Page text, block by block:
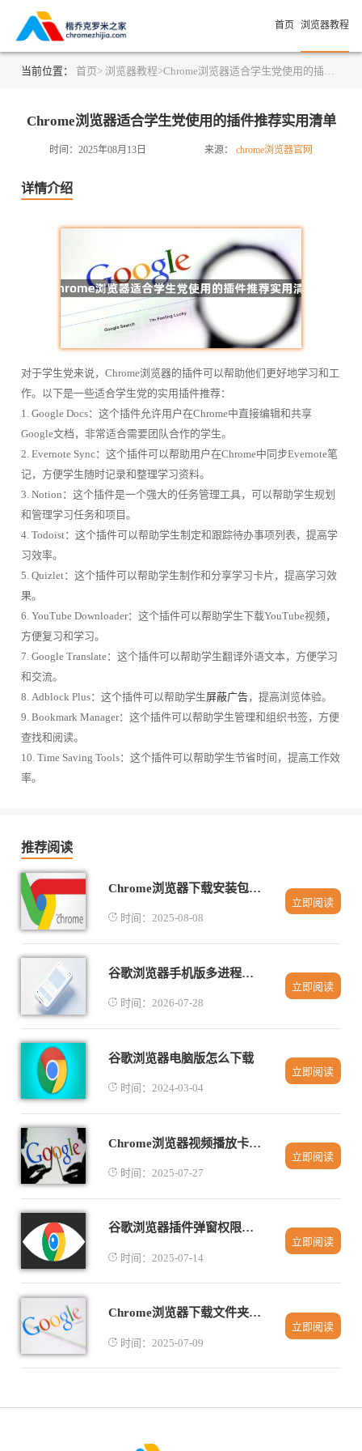
首页 浏览器教程
当前位置： 首页> 浏览器教程>Chrome浏览器适合学生党使用的插件推荐实用清单
Chrome浏览器适合学生党使用的插件推荐实用清单
时间：2025年08月13日 来源： chrome浏览器官网
详情介绍
对于学生党来说，Chrome浏览器的插件可以帮助他们更好地学习和工
作。以下是一些适合学生党的实用插件推荐：
1. Google Docs：这个插件允许用户在Chrome中直接编辑和共享
Google文档，非常适合需要团队合作的学生。
2. Evernote Sync：这个插件可以帮助用户在Chrome中同步Evernote笔
记，方便学生随时记录和整理学习资料。
3. Notion：这个插件是一个强大的任务管理工具，可以帮助学生规划
和管理学习任务和项目。
4. Todoist：这个插件可以帮助学生制定和跟踪待办事项列表，提高学
习效率。
5. Quizlet：这个插件可以帮助学生制作和分享学习卡片，提高学习效
果。
6. YouTube Downloader：这个插件可以帮助学生下载YouTube视频，
方便复习和学习。
7. Google Translate：这个插件可以帮助学生翻译外语文本，方便学习
和交流。
8. Adblock Plus：这个插件可以帮助学生屏蔽广告，提高浏览体验。
9. Bookmark Manager：这个插件可以帮助学生管理和组织书签，方便
查找和阅读。
10. Time Saving Tools：这个插件可以帮助学生节省时间，提高工作效
率。
推荐阅读
Chrome浏览器下载安装包版本更新通知设置教程
时间：2025-08-08
立即阅读
谷歌浏览器手机版多进程协作导致高功耗的功耗调优
时间：2026-07-28
立即阅读
谷歌浏览器电脑版怎么下载
时间：2024-03-04
立即阅读
Chrome浏览器视频播放卡顿原因排查及优化方案
时间：2025-07-27
立即阅读
谷歌浏览器插件弹窗权限设置方法总结
时间：2025-07-14
立即阅读
Chrome浏览器下载文件夹管理技巧解析
时间：2025-07-09
立即阅读